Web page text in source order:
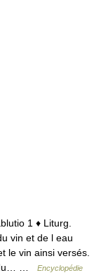
1 ♦ Liturg.
vin et de l eau
le vin ainsi versés.
du… …
Encyclopédie